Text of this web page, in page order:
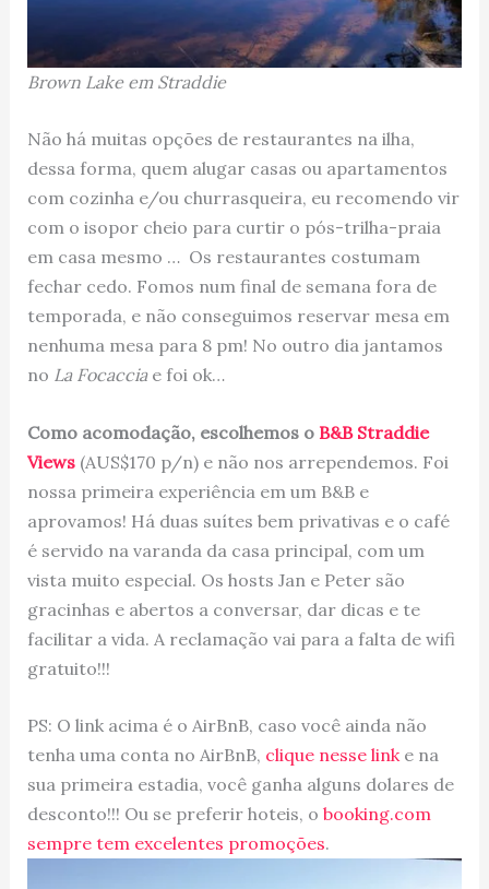
Brown Lake em Straddie
Não há muitas opções de restaurantes na ilha,
dessa forma, quem alugar casas ou apartamentos
com cozinha e/ou churrasqueira, eu recomendo vir
com o isopor cheio para curtir o pós-trilha-praia
em casa mesmo … Os restaurantes costumam
fechar cedo. Fomos num final de semana fora de
temporada, e não conseguimos reservar mesa em
nenhuma mesa para 8 pm! No outro dia jantamos
no La Focaccia e foi ok…
Como acomodação, escolhemos o B&B Straddie
Views(AUS$170 p/n) e não nos arrependemos. Foi
nossa primeira experiência em um B&B e
aprovamos! Há duas suítes bem privativas e o café
é servido na varanda da casa principal, com um
vista muito especial. Os hosts Jan e Peter são
gracinhas e abertos a conversar, dar dicas e te
facilitar a vida. A reclamação vai para a falta de wifi
gratuito!!!
PS: O link acima é o AirBnB, caso você ainda não
tenha uma conta no AirBnB, clique nesse linke na
sua primeira estadia, você ganha alguns dolares de
desconto!!! Ou se preferir hoteis, o booking.com
sempre tem excelentes promoções.